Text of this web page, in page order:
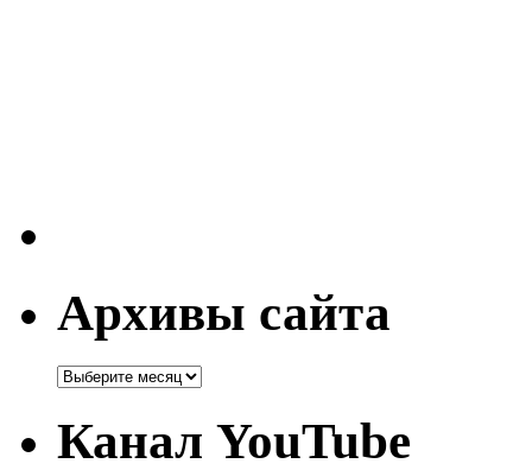
Архивы сайта
Канал YouTube